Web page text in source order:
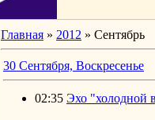
Главная » 2012 » Сентябрь
30 Сентября, Воскресенье
02:35 Эхо "холодной